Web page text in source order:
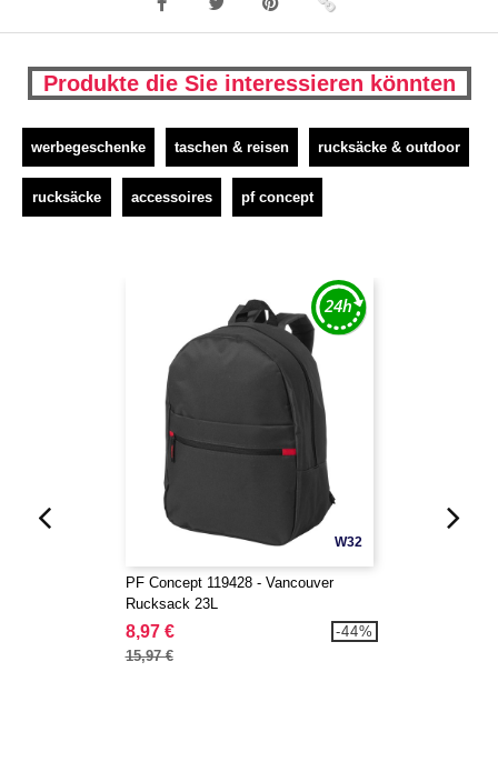
Produkte die Sie interessieren könnten
werbegeschenke taschen & reisen rucksäcke & outdoor
rucksäcke accessoires pf concept
W32
PF Concept 119428 - Vancouver
Rucksack 23L
8,97 €
15,97 €
-44%